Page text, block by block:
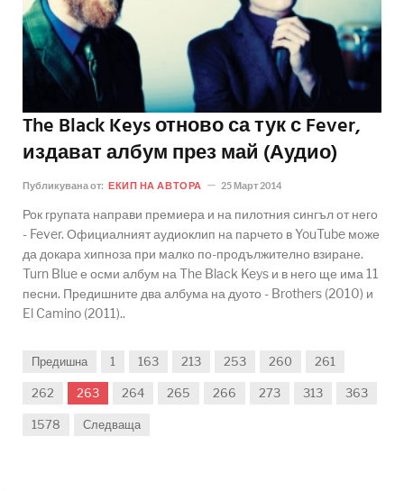
The Black Keys отново са тук с Fever,
издават албум през май (Аудио)
Публикувана от: ЕКИП НА АВТОРА 25 Март 2014
Рок групата направи премиера и на пилотния сингъл от него
- Fever. Официалният аудиоклип на парчето в YouTube може
да докара хипноза при малко по-продължително взиране.
Turn Blue е осми албум на The Black Keys и в него ще има 11
песни. Предишните два албума на дуото - Brothers (2010) и
El Camino (2011)..
Предишна 1 163 213 253 260 261
262 263 264 265 266 273 313 363
1578 Следваща